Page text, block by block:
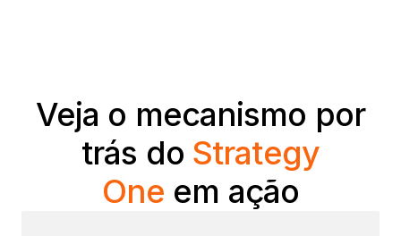
Veja o mecanismo por
trás do Strategy
One em ação